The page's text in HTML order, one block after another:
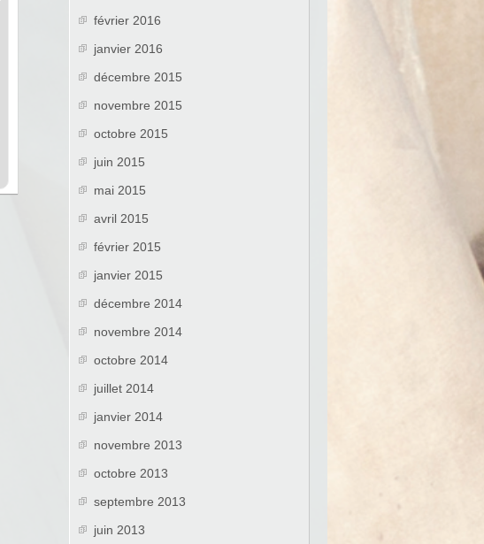
février 2016
janvier 2016
décembre 2015
novembre 2015
octobre 2015
juin 2015
mai 2015
avril 2015
février 2015
janvier 2015
décembre 2014
novembre 2014
octobre 2014
juillet 2014
janvier 2014
novembre 2013
octobre 2013
septembre 2013
juin 2013